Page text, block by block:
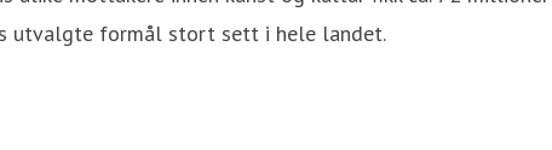
utvalgte formål stort sett i hele landet.